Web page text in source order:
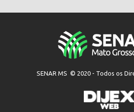
SENAR MS © 2020 - Todos os